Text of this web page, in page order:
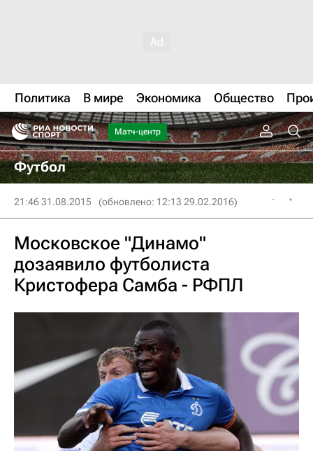
Политика В мире Экономика Общество
Матч-центр
Футбол
21:46 31.08.2015 (обновлено: 12:13 29.02.2016)
Московское "Динамо"
дозаявило футболиста
Кристофера Самба - РФПЛ